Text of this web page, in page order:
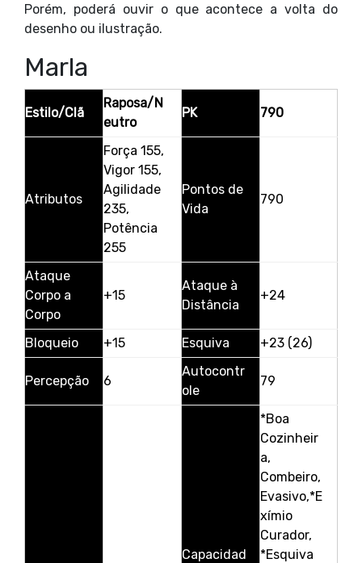
Porém, poderá ouvir o que acontece a volta do
desenho ou ilustração.
Marla
Estilo/Clã
Raposa/N
eutro
PK 790
Atributos
Força 155,
Vigor 155,
Agilidade
235,
Potência
255
Pontos de
Vida
790
Ataque
Corpo a
Corpo
+15
Ataque à
Distância
+24
Bloqueio +15 Esquiva +23 (26)
Percepção 6
Autocontr
ole
79
Capacidad
*Boa
Cozinheir
a,
Combeiro,
Evasivo,*E
xímio
Curador,
*Esquiva